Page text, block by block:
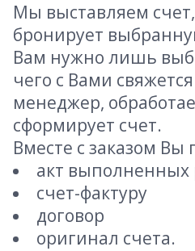
Мы выставляем
бронирует
Вам нужно лишь
чего с Вами
менеджер,
сформирует счет.
Вместе с заказом Вы
акт выполненных
счет-фактуру
договор
оригинал счета.